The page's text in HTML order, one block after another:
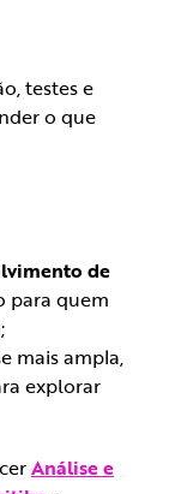
testes e
o que
de
para quem
mais ampla,
explorar
Análise e